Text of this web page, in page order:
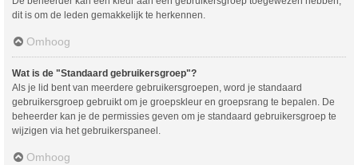
dit is om de leden gemakkelijk te herkennen.
Omhoog
Wat is de "Standaard gebruikersgroep"?
Als je lid bent van meerdere gebruikersgroepen, word je standaard
gebruikersgroep gebruikt om je groepskleur en groepsrang te bepalen. De
beheerder kan je de permissies geven om je standaard gebruikersgroep te
wijzigen via het gebruikerspaneel.
Omhoog